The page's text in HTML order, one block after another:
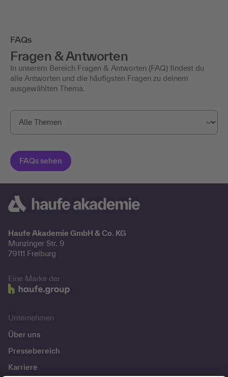
FAQs
Fragen & Antworten
In unserem Bereich Fragen & Antworten (FAQ) findest du
alle Antworten und die häufigsten Fragen zu deinem
ausgewählten Thema.
Haufe Akademie GmbH & Co. KG
Munzinger Str. 9
79111 Freiburg
Eine Marke der
Unternehmen
Über uns
Pressebereich
Karriere